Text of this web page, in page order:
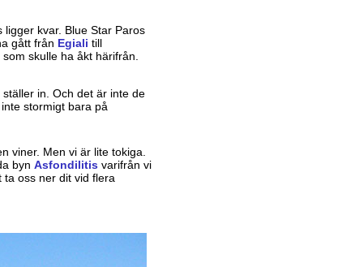
ligger kvar. Blue Star Paros
gått från Egiali till
skulle ha åkt härifrån.
in. Och det är inte de
stormigt bara på
viner. Men vi är lite tokiga.
byn Asfondilitis varifrån vi
ta oss ner dit vid flera